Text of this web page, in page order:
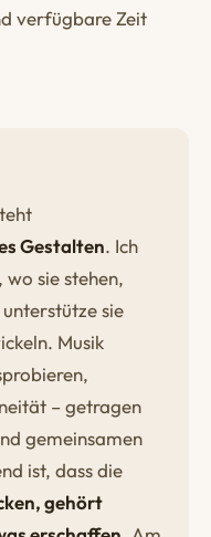
verfügbare Zeit
Gestalten. Ich
sie stehen,
sie
Musik
– getragen
gemeinsamen
ist, dass die
gehört